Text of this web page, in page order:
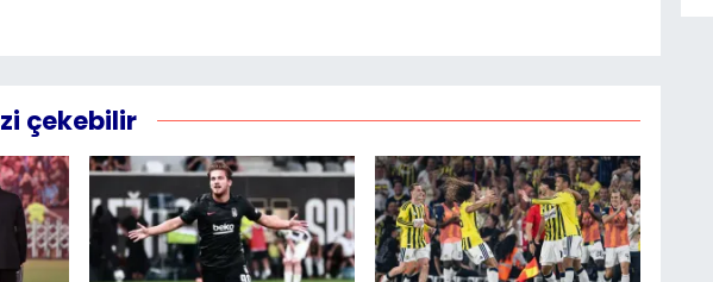
çekebilir